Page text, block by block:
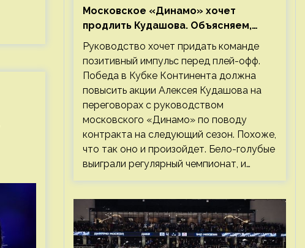
Московское «Динамо» хочет
продлить Кудашова. Объясняем,
почему это правильно
Руководство хочет придать команде
позитивный импульс перед плей-офф.
Победа в Кубке Континента должна
повысить акции Алексея Кудашова на
переговорах с руководством
московского «Динамо» по поводу
контракта на следующий сезон. Похоже,
что так оно и произойдет. Бело-голубые
выиграли регулярный чемпионат, и…